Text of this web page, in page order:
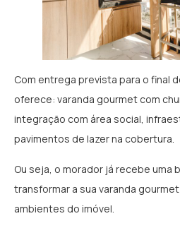
Com entrega prevista para o final
oferece: varanda gourmet com
integração com área social,
pavimentos de lazer na cobertura.
Ou seja, o morador já recebe uma
transformar a sua varanda
ambientes do imóvel.